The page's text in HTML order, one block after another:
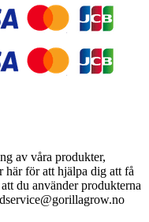
av våra produkter,
för att hjälpa dig att få
du använder produkterna